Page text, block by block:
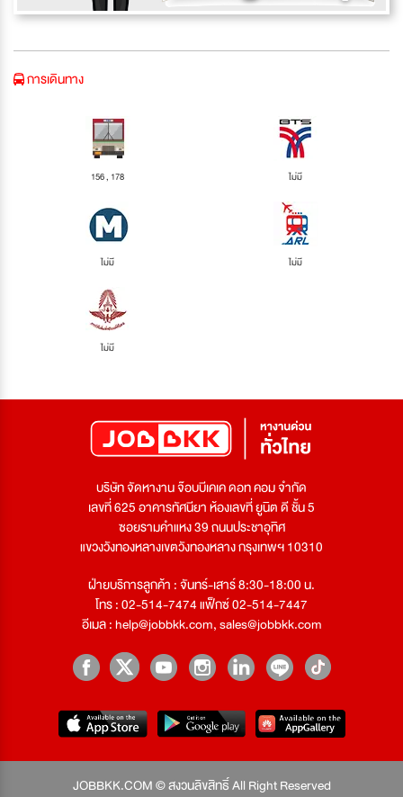
การเดินทาง
156 , 178 ไม่มี
ไม่มี ไม่มี
ไม่มี
บริษัท จัดหางาน จ๊อบบีเคเค ดอท คอม จำกัด
เลขที่ 625 อาคารทัศนียา ห้องเลขที่ ยูนิต ดี ชั้น 5
ซอยรามคำแหง 39 ถนนประชาอุทิศ
แขวงวังทองหลางเขตวังทองหลาง กรุงเทพฯ 10310
ฝ่ายบริการลูกค้า : จันทร์-เสาร์ 8:30-18:00 น.
โทร : 02-514-7474 แฟ็กซ์ 02-514-7447
อีเมล :help@jobbkk.com,sales@jobbkk.com
JOBBKK.COM © สงวนลิขสิทธิ์ All Right Reserved